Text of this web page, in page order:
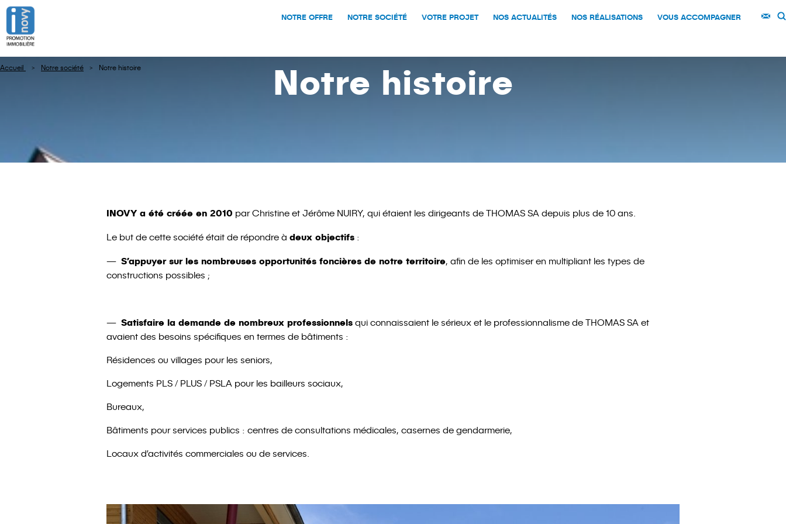
NOTRE OFFRE NOTRE SOCIÉTÉ VOTRE PROJET NOS ACTUALITÉS NOS RÉALISATIONS VOUS ACCOMPAGNER
Accueil Notre société Notre histoire Notre histoire
INOVY a été créée en 2010 par Christine et Jérôme NUIRY, qui étaient les dirigeants de THOMAS SA depuis plus de 10 ans.
Le but de cette société était de répondre à deux objectifs :
S’appuyer sur les nombreuses opportunités foncières de notre territoire, afin de les optimiser en multipliant les types de
constructions possibles ;
Satisfaire la demande de nombreux professionnelsqui connaissaient le sérieux et le professionnalisme de THOMAS SA et
avaient des besoins spécifiques en termes de bâtiments :
Résidences ou villages pour les seniors,
Logements PLS / PLUS / PSLA pour les bailleurs sociaux,
Bureaux,
Bâtiments pour services publics : centres de consultations médicales, casernes de gendarmerie,
Locaux d’activités commerciales ou de services.